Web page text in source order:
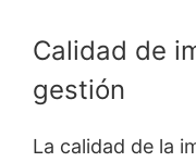
Calidad de
gestión
La calidad de la